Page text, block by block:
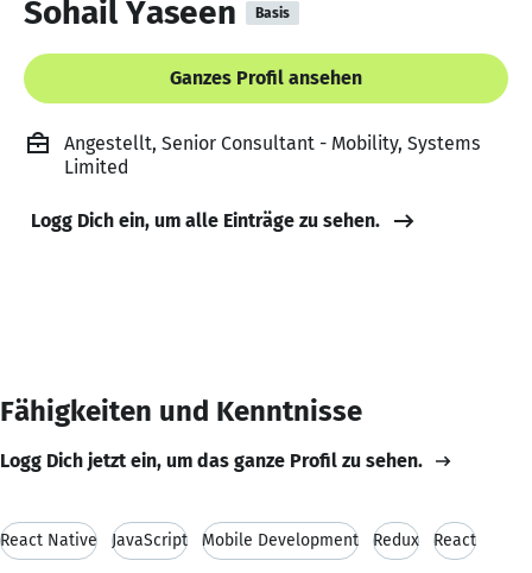
Sohail Yaseen Basis
Ganzes Profil ansehen
Angestellt, Senior Consultant - Mobility, Systems
Limited
Logg Dich ein, um alle Einträge zu sehen.
Fähigkeiten und Kenntnisse
Logg Dich jetzt ein, um das ganze Profil zu sehen.
React Native JavaScript Mobile Development Redux React